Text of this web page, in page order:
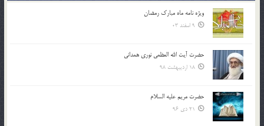
ویژه نامه ماه مبارک رمضان
9 اسفند 03
حضرت آیت الله العظمی نوری همدانی
18 اردیبهشت 98
حضرت مریم علیه السلام
21 دی 96